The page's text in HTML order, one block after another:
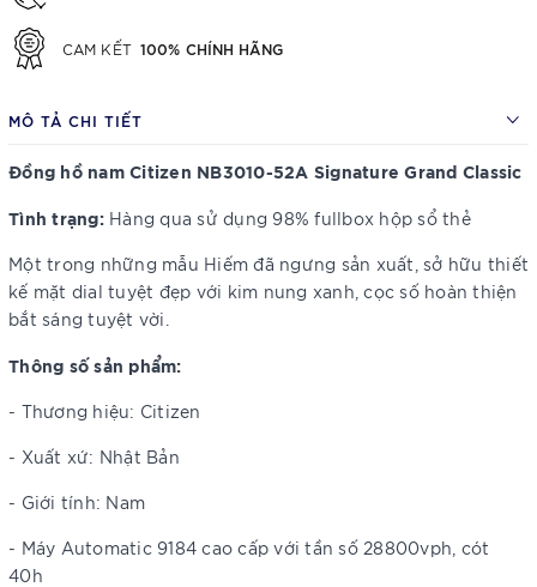
CAM KẾT 100% CHÍNH HÃNG
MÔ TẢ CHI TIẾT
Đồng hồ nam Citizen NB3010-52A Signature Grand Classic
Tình trạng: Hàng qua sử dụng 98% fullbox hộp sổ thẻ
Một trong những mẫu Hiếm đã ngưng sản xuất, sở hữu thiết
kế mặt dial tuyệt đẹp với kim nung xanh, cọc số hoàn thiện
bắt sáng tuyệt vời.
Thông số sản phẩm:
- Thương hiệu: Citizen
- Xuất xứ: Nhật Bản
- Giới tính: Nam
- Máy Automatic 9184 cao cấp với tần số 28800vph, cót
40h